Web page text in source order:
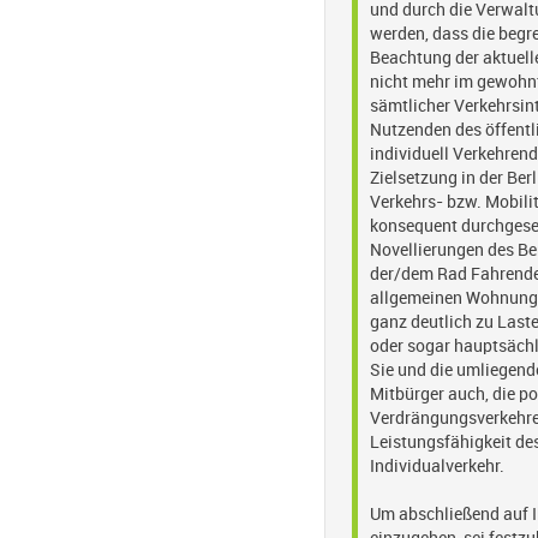
und durch die
werden, dass die
Beachtung der
nicht mehr im
sämtlicher
Nutzenden des
individuell
Zielsetzung in der
Verkehrs- bzw.
konsequent
Novellierungen des
der/dem Rad
allgemeinen
ganz deutlich zu
oder sogar
Sie und die
Mitbürger auch, die
Leistungsfähigkeit
Individualverkehr.
Um abschließend auf